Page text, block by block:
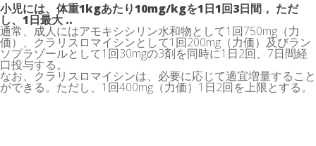
小児には、体重1kgあたり10mg/kgを1日1回3日間， ただ
し、1日最大 ..
通常、成人にはアモキシシリン水和物として1回750mg（力
価）、クラリスロマイシンとして1回200mg（力価）及びラン
ソプラゾールとして1回30mgの3剤を同時に1日2回、7日間経
口投与する。
なお、クラリスロマイシンは、必要に応じて適宜増量すること
ができる。ただし、1回400mg（力価）1日2回を上限とする。